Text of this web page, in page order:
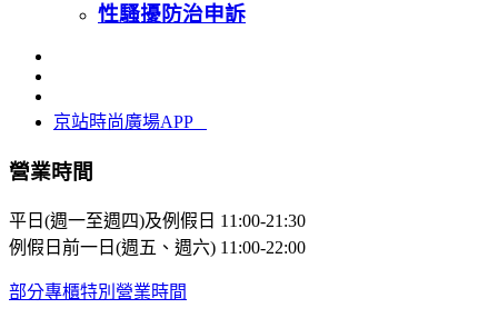
性騷擾防治申訴
京站時尚廣場APP
營業時間
平日(週一至週四)及例假日 11:00-21:30
例假日前一日(週五、週六) 11:00-22:00
部分專櫃特別營業時間